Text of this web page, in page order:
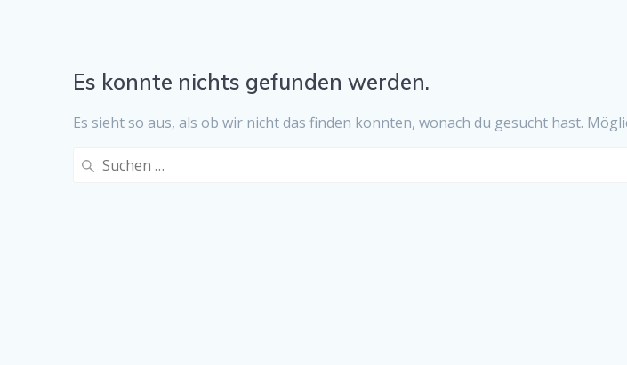
Es konnte nichts gefunden werden.
Es sieht so aus, als ob wir nicht das finden konnten, wonach du gesucht hast.
Suche